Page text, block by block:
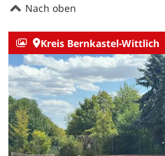
Nach oben
Kreis Bernkastel-Wittlich